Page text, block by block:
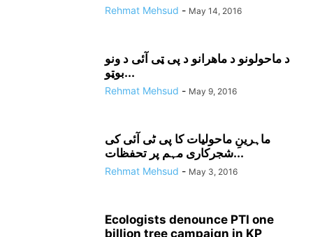
Rehmat Mehsud - May 14, 2016
د ماحولونو د ماهرانو د پى ټى آئى د ونو
بوټو...
Rehmat Mehsud - May 9, 2016
ماہرینِ ماحولیات کا پی ٹی آئی کی
شجرکاری مہم پر تحفظات...
Rehmat Mehsud - May 3, 2016
Ecologists denounce PTI one
billion tree campaign in KP